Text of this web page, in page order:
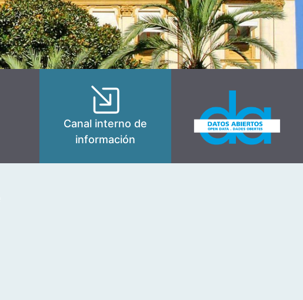
Canal interno de
información